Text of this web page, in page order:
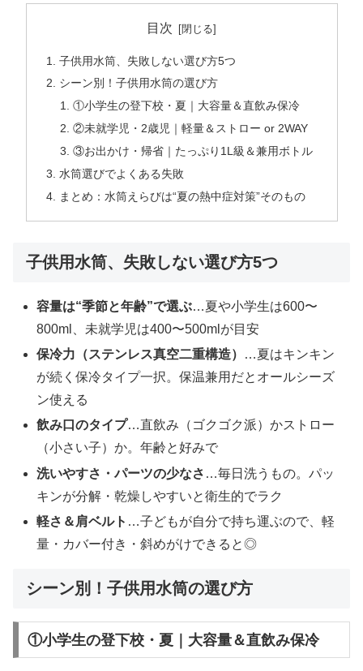
目次
子供用水筒、失敗しない選び方5つ
シーン別！子供用水筒の選び方
①小学生の登下校・夏｜大容量＆直飲み保冷
②未就学児・2歳児｜軽量＆ストロー or 2WAY
③お出かけ・帰省｜たっぷり1L級＆兼用ボトル
水筒選びでよくある失敗
まとめ：水筒えらびは“夏の熱中症対策”そのもの
子供用水筒、失敗しない選び方5つ
容量は“季節と年齢”で選ぶ…夏や小学生は600〜
800ml、未就学児は400〜500mlが目安
保冷力（ステンレス真空二重構造）
…夏はキンキン
が続く保冷タイプ一択。保温兼用だとオールシーズ
ン使える
飲み口のタイプ…直飲み（ゴクゴク派）かストロー
（小さい子）か。年齢と好みで
洗いやすさ・パーツの少なさ …毎日洗うもの。パッ
キンが分解・乾燥しやすいと衛生的でラク
軽さ＆肩ベルト …子どもが自分で持ち運ぶので、軽
量・カバー付き・斜めがけできると◎
シーン別！子供用水筒の選び方
①小学生の登下校・夏｜大容量＆直飲み保冷